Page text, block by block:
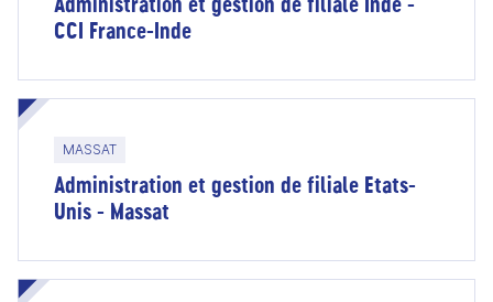
CCI France-Inde
MASSAT
Administration et gestion de filiale Etats-
Unis - Massat